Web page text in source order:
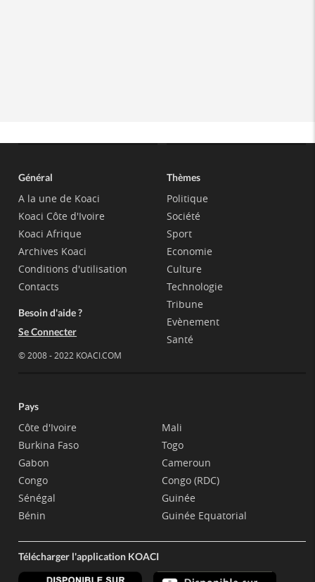
Général
A la une de Koaci
Koaci Côte d'Ivoire
Koaci Afrique
Archives Koaci
Conditions d'utilisation
Contacts
Besoin d'aide ?
Se Connecter
© 2008 - 2022 KOACI.COM
Thèmes
Politique
Société
Sport
Economie
Culture
Technologie
Tribune
Evènement
Santé
Pays
Côte d'Ivoire
Burkina Faso
Gabon
Congo
Sénégal
Bénin
Mali
Togo
Cameroun
Congo (RDC)
Guinée
Guinée Equatorial
Télécharger l'application KOACI